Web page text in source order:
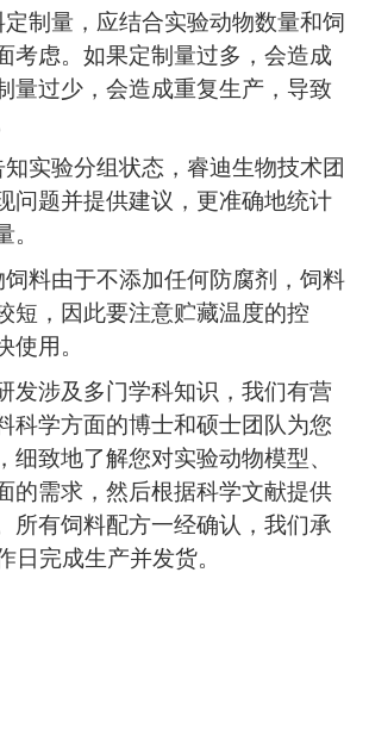
定制量，应结合实验动物数量和饲
考虑。如果定制量过多，会造成
量过少，会造成重复生产，导致
知实验分组状态，睿迪生物技术团
问题并提供建议，更准确地统计
。
饲料由于不添加任何防腐剂，饲料
短，因此要注意贮藏温度的控
使用。
发涉及多门学科知识，我们有营
科学方面的博士和硕士团队为您
细致地了解您对实验动物模型、
的需求，然后根据科学文献提供
所有饲料配方一经确认，我们承
日完成生产并发货。